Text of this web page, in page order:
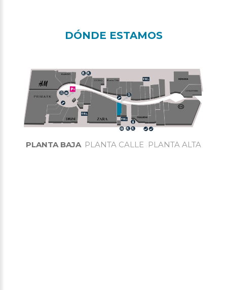
DÓNDE ESTAMOS
PLANTA BAJA PLANTA CALLE PLANTA ALTA